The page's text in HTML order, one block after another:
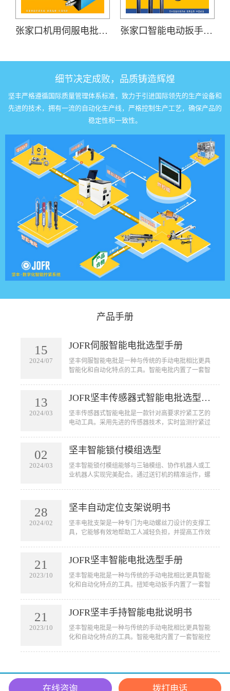
张家口机用伺服电批(SDL-3600) 张家口智能电动扳手(DP-HDXL-008-K)
细节决定成败，品质铸造辉煌
坚丰严格遵循国际质量管理体系标准，致力于引进国际领先的生产设备和
先进的技术，拥有一流的自动化生产线，严格控制生产工艺，确保产品的
稳定性和一致性。
产品手册
15
2024/07
JOFR伺服智能电批选型手册
坚丰伺服智能电批是一种与传统的手动电批相比更具
智能化和自动化特点的工具。智能电批内置了一套智
线上，用于拧紧各种大小型号的螺丝。智能电批的应
少由于人为因素引起的误操作和质量问题。
13
2024/03
JOFR坚丰传感器式智能电批选型手册
坚丰传感器式智能电批是一款针对高要求拧紧工艺的
电动工具。采用先进的传感器技术，实时监测拧紧过
量。广泛应用于新能源、光伏、航天航空等高端行业
02
2024/03
坚丰智能锁付模组选型
坚丰智能锁付模组能够与三轴模组、协作机器人或工
业机器人实现完美配合。通过送钉机的精准运作，螺
完全自动化，从而大幅提高了生产效率和操作便捷
性。无论是在大规模生产线还是精密的工业环境中，
一体化固定式拧紧模组都能够凭借其出色的性能和适
应性，为您的生产线带来革命性的改变。
28
2024/02
坚丰自动定位支架说明书
坚丰电批支架是一种专门为电动螺丝刀设计的支撑工
具，它能够有效地帮助工人减轻负担，并提高工作效
不便。
21
2023/10
JOFR坚丰智能电批选型手册
坚丰智能电批是一种与传统的手动电批相比更具智能
化和自动化特点的工具。扭矩电动扳手内置了一套智
线上，用于拧紧各种大小型号的螺丝。扭矩电动扳手
以减少由于人为因素引起的误操作和质量问题。
21
2023/10
JOFR坚丰手持智能电批说明书
坚丰智能电批是一种与传统的手动电批相比更具智能
化和自动化特点的工具。智能电批内置了一套智能控
不仅可以提高工作效率，节省人力成本，还可以减少
由于人为因素引起的误操作和质量问题。
在线咨询 拨打电话